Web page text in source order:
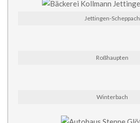
Jettingen-Scheppach
Roßhaupten
Winterbach